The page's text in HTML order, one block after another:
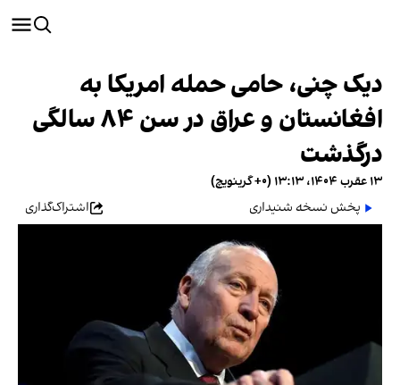
دیک چنی، حامی حمله امریکا به
افغانستان و عراق در سن ۸۴ سالگی
درگذشت
۱۳ عقرب ۱۴۰۴، ۱۳:۱۳ (‎+۰ گرینویچ)
پخش نسخه شنیداری
اشتراک‌گذاری